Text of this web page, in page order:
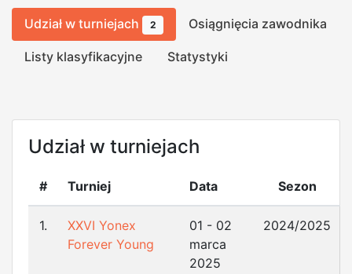
Udział w turniejach 2 Osiągnięcia zawodnika
Listy klasyfikacyjne Statystyki
Udział w turniejach
# Turniej Data Sezon
1.
XXVI Yonex
Forever Young
01 - 02
marca
2025
2024/2025